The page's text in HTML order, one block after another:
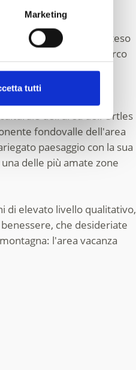
Marketing
tutti
efreerider
. Nell'esteso
di scialpinismo dell'arco
alla scoperta
dell'area dell'Ortles
fondovalle dell'area
paesaggio con la sua
delle più amate zone
di elevato livello qualitativo,
che desideriate
l'area vacanza